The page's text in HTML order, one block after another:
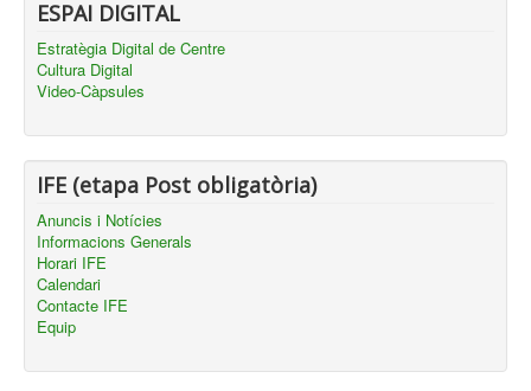
ESPAI DIGITAL
Estratègia Digital de Centre
Cultura Digital
Video-Càpsules
IFE (etapa Post obligatòria)
Anuncis i Notícies
Informacions Generals
Horari IFE
Calendari
Contacte IFE
Equip